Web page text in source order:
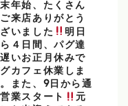
年始、たくさん
来店ありがとう
いました
明日
４日間、パグ達
いお正月休みで
カフェ休業しま
また、9日から通
業スタート
元